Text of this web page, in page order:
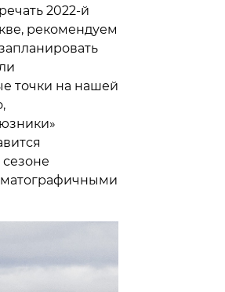
2022-й
рекомендуем
точки на нашей